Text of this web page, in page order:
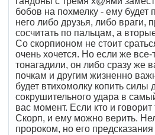
бобов на похмелку - ему будет
него либо друзья, либо
сосчитать по пальцам, а
Со скорпионом не стоит
очень хочется. Но если же
тонагадили, он либо сразу же
почкам и другим жизненно
будет втихомолку копить силы
сокрушительного удара в
вас момент. Если кто и говорит
Скорп, и ему можно верить.
пророком, но его предсказания